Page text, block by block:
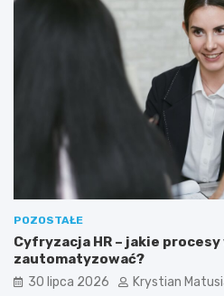
POZOSTAŁE
Cyfryzacja HR – jakie
zautomatyzować?
30 lipca 2026 Krystian